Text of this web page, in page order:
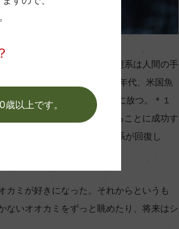
つくされるなど、公園の生態系は人間の手
種に認定されていた1990年代、米国魚
約30頭のオオカミを公園に放つ。＊１
とでそのエリアの植物を守ることに成功す
つめて巣を作るまでに生態系が回復し
カミが好きになった。それからというも
ないオオカミをずっと眺めたり、将来はシ
歳以上です。